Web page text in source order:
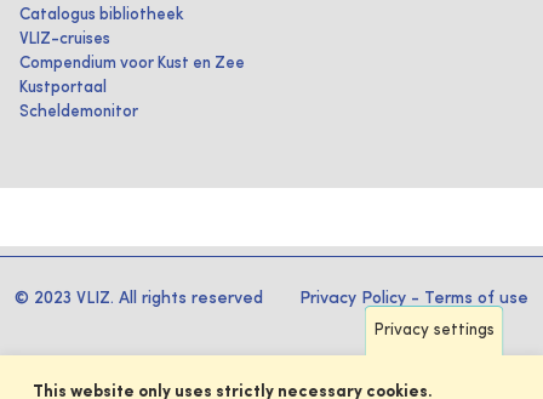
Catalogus bibliotheek
VLIZ-cruises
Compendium voor Kust en Zee
Kustportaal
Scheldemonitor
© 2023 VLIZ. All rights reserved Privacy Policy - Terms of use
Privacy settings
This website only uses strictly necessary cookies.